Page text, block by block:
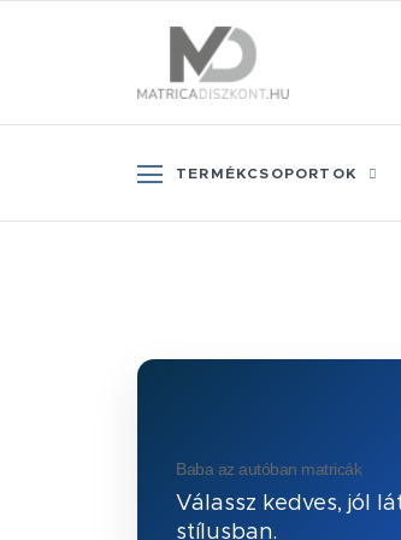
TERMÉKCSOPORTOK
Baba az autóban matricák
Válassz kedves, jól
stílusban.